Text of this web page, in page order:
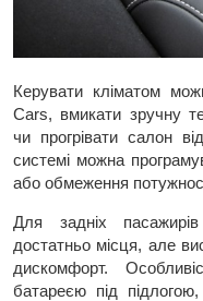
Керувати кліматом
Cars, вмикати зручну
чи прогрівати салон
системі можна
або обмеження
Для задніх
достатньо місця, але
дискомфорт.
батареєю під